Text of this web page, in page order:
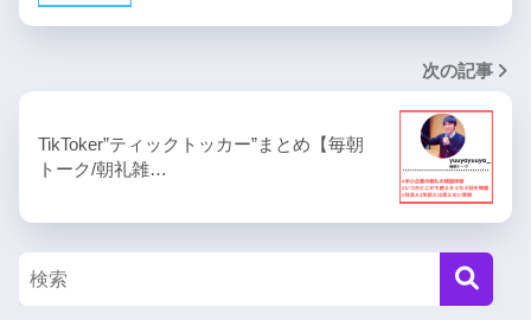
次の記事
TikToker”ティックトッカー”まとめ【毎朝
トーク/朝礼雑…